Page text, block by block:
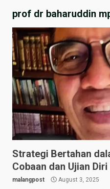
prof dr baharuddin
Strategi Bertahan
Cobaan dan Ujian Diri
malangpost August 3, 2025